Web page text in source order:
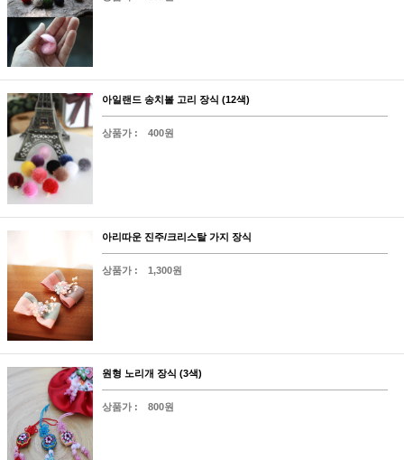
아일랜드 송치볼 고리 장식 (12색)
상품가 : 400원
아리따운 진주/크리스탈 가지 장식
상품가 : 1,300원
원형 노리개 장식 (3색)
상품가 : 800원